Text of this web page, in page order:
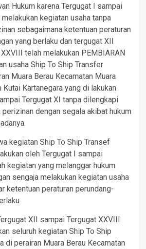
Hukum karena Tergugat I sampai
kegiatan usaha tanpa
sebagaimana ketentuan peraturan
yang berlaku dan tergugat XII
telah melakukan PEMBIARAN
usaha Ship To Ship Transfer
Muara Berau Kecamatan Muara
Kutai Kartanegara yang di lakukan
Tergugat XI tanpa dilengkapi
dengan segala akibat hukum
kegiatan Ship To Ship Transef
oleh Tergugat I sampai
kegiatan yang melanggar hukum
sengaja melakukan kegiatan usaha
ketentuan peraturan perundang-
XII sampai Tergugat XXVIII
seluruh kegiatan Ship To Ship
di perairan Muara Berau Kecamatan